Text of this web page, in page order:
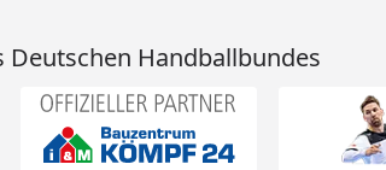
Deutschen Handballbundes